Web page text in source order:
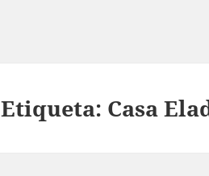
Etiqueta: Casa